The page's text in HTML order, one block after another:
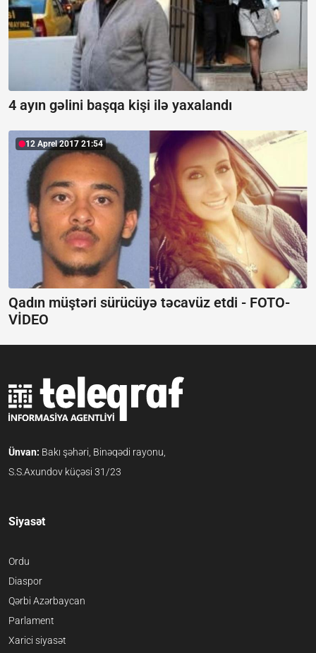
4 ayın gəlini başqa kişi ilə yaxalandı
12 Aprel 2017 21:54
Qadın müştəri sürücüyə təcavüz etdi - FOTO-
VİDEO
Ünvan: Bakı şəhəri, Binəqədi rayonu,
S.S.Axundov küçəsi 31/23
Siyasət
Ordu
Diaspor
Qərbi Azərbaycan
Parlament
Xarici siyasət